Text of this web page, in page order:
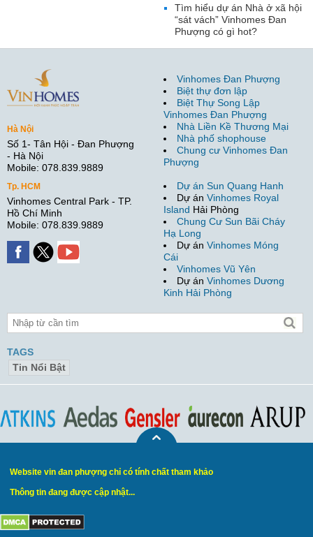
Tìm hiểu dự án Nhà ở xã hội
“sát vách” Vinhomes Đan
Phượng có gì hot?
Hà Nội
Số 1- Tân Hội - Đan Phượng
- Hà Nội
Mobile: 078.839.9889
Tp. HCM
Vinhomes Central Park - TP.
Hồ Chí Minh
Mobile: 078.839.9889
Vinhomes Đan Phượng
Biệt thự đơn lập
Biệt Thự Song Lập
Vinhomes Đan Phượng
Nhà Liền Kề Thương Mại
Nhà phố shophouse
Chung cư Vinhomes Đan
Phượng
Dự án Sun Quang Hanh
Dự án Vinhomes Royal
Island Hải Phòng
Chung Cư Sun Bãi Cháy
Hạ Long
Dự án Vinhomes Móng
Cái
Vinhomes Vũ Yên
Dự án Vinhomes Dương
Kinh Hải Phòng
TAGS
Tin Nổi Bật
Website vin đan phượng chỉ có tính chất tham khảo
Thông tin đang được cập nhật...